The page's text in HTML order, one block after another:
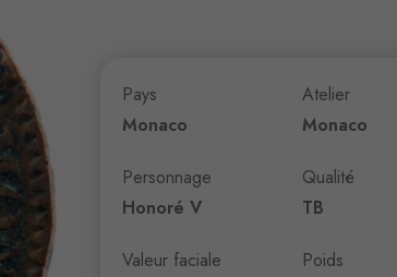
Pays
Monaco
Personnage
Honoré V
Valeur faciale
Atelier
Monaco
Qualité
TB
Poids